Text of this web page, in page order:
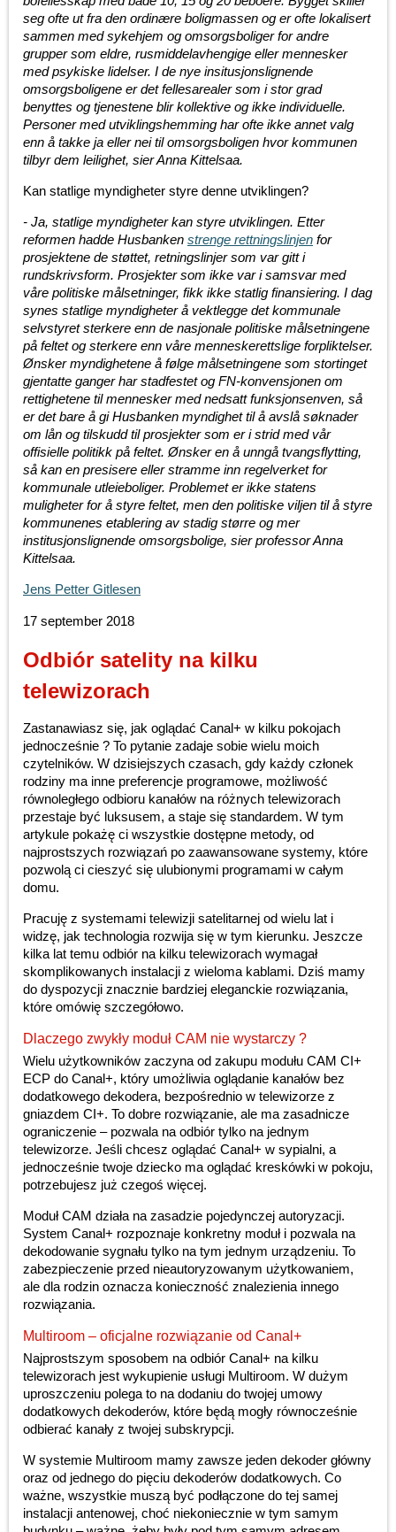
seg ofte ut fra den ordinære boligmassen og er ofte lokalisert
sammen med sykehjem og omsorgsboliger for andre
grupper som eldre, rusmiddelavhengige eller mennesker
med psykiske lidelser. I de nye insitusjonslignende
omsorgsboligene er det fellesarealer som i stor grad
benyttes og tjenestene blir kollektive og ikke individuelle.
Personer med utviklingshemming har ofte ikke annet valg
enn å takke ja eller nei til omsorgsboligen hvor kommunen
tilbyr dem leilighet, sier Anna Kittelsaa.
Kan statlige myndigheter styre denne utviklingen?
- Ja, statlige myndigheter kan styre utviklingen. Etter
reformen hadde Husbanken strenge rettningslinjen for
prosjektene de støttet, retningslinjer som var gitt i
rundskrivsform. Prosjekter som ikke var i samsvar med
våre politiske målsetninger, fikk ikke statlig finansiering. I dag
synes statlige myndigheter å vektlegge det kommunale
selvstyret sterkere enn de nasjonale politiske målsetningene
på feltet og sterkere enn våre menneskerettslige forpliktelser.
Ønsker myndighetene å følge målsetningene som stortinget
gjentatte ganger har stadfestet og FN-konvensjonen om
rettighetene til mennesker med nedsatt funksjonsenven, så
er det bare å gi Husbanken myndighet til å avslå søknader
om lån og tilskudd til prosjekter som er i strid med vår
offisielle politikk på feltet. Ønsker en å unngå tvangsflytting,
så kan en presisere eller stramme inn regelverket for
kommunale utleieboliger. Problemet er ikke statens
muligheter for å styre feltet, men den politiske viljen til å styre
kommunenes etablering av stadig større og mer
institusjonslignende omsorgsbolige, sier professor Anna
Kittelsaa.
Jens Petter Gitlesen
17 september 2018
Odbiór satelity na kilku
telewizorach
Zastanawiasz się, jak oglądać Canal+ w kilku pokojach
jednocześnie ? To pytanie zadaje sobie wielu moich
czytelników. W dzisiejszych czasach, gdy każdy członek
rodziny ma inne preferencje programowe, możliwość
równoległego odbioru kanałów na różnych telewizorach
przestaje być luksusem, a staje się standardem. W tym
artykule pokażę ci wszystkie dostępne metody, od
najprostszych rozwiązań po zaawansowane systemy, które
pozwolą ci cieszyć się ulubionymi programami w całym
domu.
Pracuję z systemami telewizji satelitarnej od wielu lat i
widzę, jak technologia rozwija się w tym kierunku. Jeszcze
kilka lat temu odbiór na kilku telewizorach wymagał
skomplikowanych instalacji z wieloma kablami. Dziś mamy
do dyspozycji znacznie bardziej eleganckie rozwiązania,
które omówię szczegółowo.
Dlaczego zwykły moduł CAM nie wystarczy ?
Wielu użytkowników zaczyna od zakupu modułu CAM CI+
ECP do Canal+, który umożliwia oglądanie kanałów bez
dodatkowego dekodera, bezpośrednio w telewizorze z
gniazdem CI+. To dobre rozwiązanie, ale ma zasadnicze
ograniczenie – pozwala na odbiór tylko na jednym
telewizorze. Jeśli chcesz oglądać Canal+ w sypialni, a
jednocześnie twoje dziecko ma oglądać kreskówki w pokoju,
potrzebujesz już czegoś więcej.
Moduł CAM działa na zasadzie pojedynczej autoryzacji.
System Canal+ rozpoznaje konkretny moduł i pozwala na
dekodowanie sygnału tylko na tym jednym urządzeniu. To
zabezpieczenie przed nieautoryzowanym użytkowaniem,
ale dla rodzin oznacza konieczność znalezienia innego
rozwiązania.
Multiroom – oficjalne rozwiązanie od Canal+
Najprostszym sposobem na odbiór Canal+ na kilku
telewizorach jest wykupienie usługi Multiroom. W dużym
uproszczeniu polega to na dodaniu do twojej umowy
dodatkowych dekoderów, które będą mogły równocześnie
odbierać kanały z twojej subskrypcji.
W systemie Multiroom mamy zawsze jeden dekoder główny
oraz od jednego do pięciu dekoderów dodatkowych. Co
ważne, wszystkie muszą być podłączone do tej samej
instalacji antenowej, choć niekoniecznie w tym samym